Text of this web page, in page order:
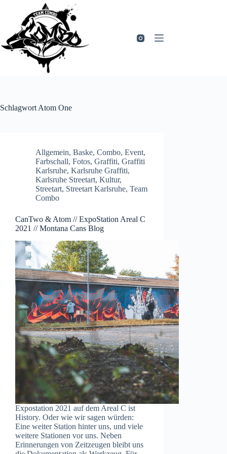
springen
Schlagwort Atom One
Allgemein, Baske, Combo, Event,
Farbschall, Fotos, Graffiti, Graffiti
Karlsruhe, Karlsruhe Graffiti,
Karlsruhe Streetart, Kultur,
Streetart, Streetart Karlsruhe, Team
Combo
CanTwo & Atom // ExpoStation Areal C
2021 // Montana Cans Blog
Expostation 2021 auf dem Areal C ist
History. Oder wie wir sagen würden:
Eine weiter Station hinter uns, und viele
weitere Stationen vor uns. Neben
Erinnerungen von Zeitzeugen bleibt uns